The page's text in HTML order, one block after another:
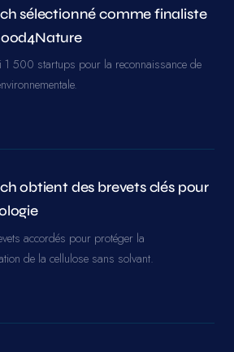
sélectionné comme finaliste
1 500 startups pour la reconnaissance de
obtient des brevets clés pour
accordés pour protéger la
de la cellulose sans solvant.